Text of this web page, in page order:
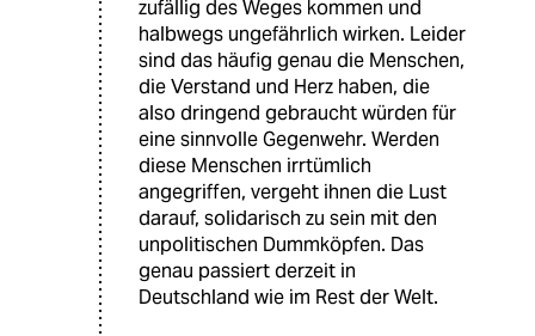
zufällig des Weges kommen und
halbwegs ungefährlich wirken. Leider
sind das häufig genau die Menschen,
die Verstand und Herz haben, die
also dringend gebraucht würden für
eine sinnvolle Gegenwehr. Werden
diese Menschen irrtümlich
angegriffen, vergeht ihnen die Lust
darauf, solidarisch zu sein mit den
unpolitischen Dummköpfen. Das
genau passiert derzeit in
Deutschland wie im Rest der Welt.